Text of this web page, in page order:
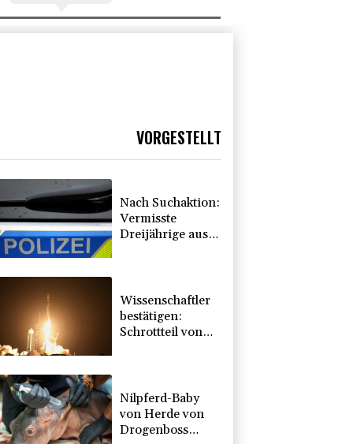
VORGESTELLT
Nach Suchaktion:
Vermisste
Dreijährige aus
Wissenschaftler
bestätigen:
Schrottteil von
Nilpferd-Baby
von Herde von
Drogenboss